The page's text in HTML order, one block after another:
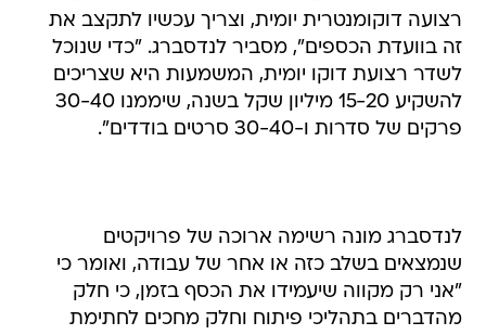
רצועה דוקומנטרית יומית, וצריך עכשיו לתקצב את
זה בוועדת הכספים", מסביר לנדסברג. "כדי שנוכל
לשדר רצועת דוקו יומית, המשמעות היא שצריכים
להשקיע 15-20 מיליון שקל בשנה, שיממנו 30-40
פרקים של סדרות ו-30-40 סרטים בודדים".
לנדסברג מונה רשימה ארוכה של פרויקטים
שנמצאים בשלב כזה או אחר של עבודה, ואומר כי
"אני רק מקווה שיעמידו את הכסף בזמן, כי חלק
מהדברים בתהליכי פיתוח וחלק מחכים לחתימת